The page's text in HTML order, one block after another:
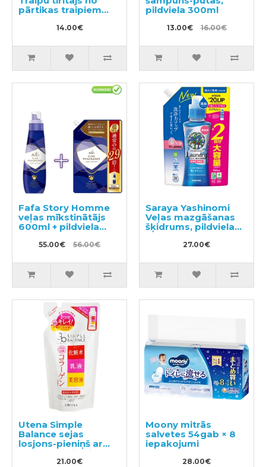
pārtikas traipiem
pildviela 200g
14.00€
pildviela 300ml
13.00€ 16.00€
Fafa Story Homme
veļas mīkstinātājs
600ml + pildviela
55.00€ 56.00€
Saraya Yashinomi
Veļas mazgāšanas
šķidrums, pildviela
950ml
27.00€
Utena Simple
Balance sejas
losjons-pieniņš ar
kolagēnu pildviela
21.00€
Moony mitrās
salvetes 54gab × 8
iepakojumi
28.00€